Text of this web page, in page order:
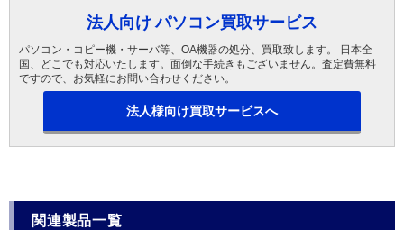
法人向け パソコン買取サービス
パソコン・コピー機・サーバ等、OA機器の処分、買取致します。 日本全
国、どこでも対応いたします。面倒な手続きもございません。査定費無料
ですので、お気軽にお問い合わせください。
法人様向け買取サービスへ
関連製品一覧